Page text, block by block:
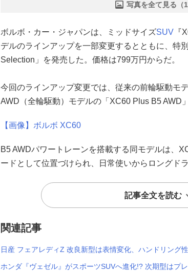
写真を全て見る（1
ボルボ・カー・ジャパンは、ミッドサイズSUV 『
デルのラインアップを一部変更するとともに、特
Selection」を発売した。価格は799万円からだ。
今回のラインアップ変更では、従来の前輪駆動モ
AWD（全輪駆動）モデルの「XC60 Plus B5 AWD
【画像】ボルボ XC60
B5 AWDパワートレーンを搭載する同モデルは、
ードとして位置づけられ、日常使いからロングド
記事全文を読む
関連記事
日産 フェアレディZ 改良新型は表情変化、ハンドリング
ホンダ『ヴェゼル』がスポーツSUVへ進化!? 次期型はプ